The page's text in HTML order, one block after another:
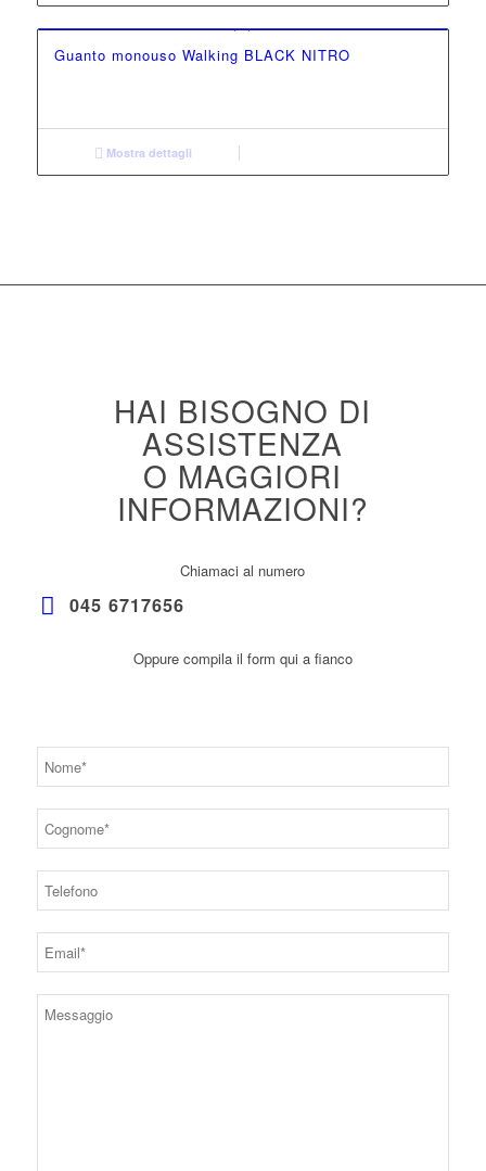
Guanto monouso Walking BLACK NITRO
Mostra dettagli
HAI BISOGNO DI
ASSISTENZA
O MAGGIORI
INFORMAZIONI?
Chiamaci al numero
045 6717656
Oppure compila il form qui a fianco